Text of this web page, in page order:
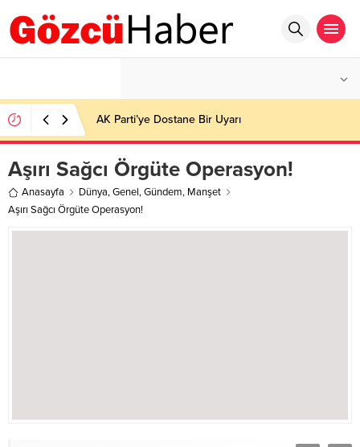
AK Parti’ye Dostane Bir Uyarı
Aşırı Sağcı Örgüte Operasyon!
Anasayfa Dünya,Genel,Gündem, Manşet
Aşırı Sağcı Örgüte Operasyon!